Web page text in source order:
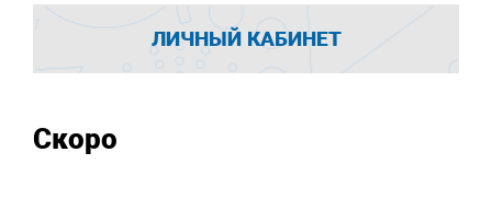
ЛИЧНЫЙ КАБИНЕТ
Скоро